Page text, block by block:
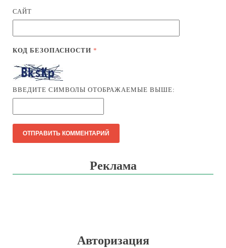
САЙТ
КОД БЕЗОПАСНОСТИ*
ВВЕДИТЕ СИМВОЛЫ ОТОБРАЖАЕМЫЕ ВЫШЕ:
Реклама
Авторизация